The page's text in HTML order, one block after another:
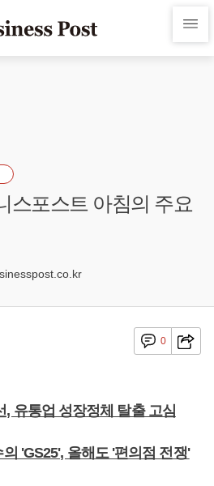
스포스트 아침의 주요
0
유통업 성장정체 탈출 고심
'GS25', 올해도 '편의점 전쟁'